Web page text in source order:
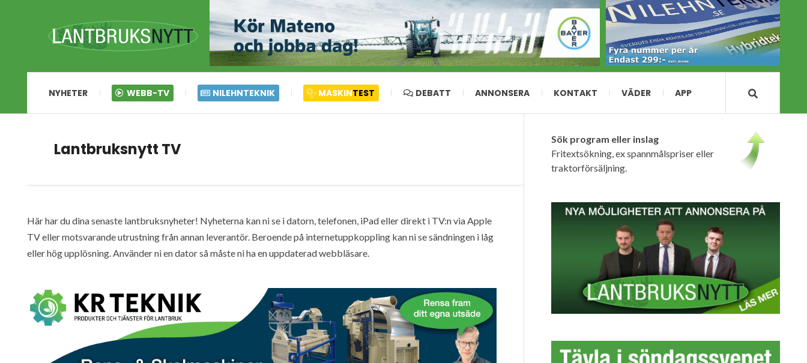
NYHETER WEBB-TV NILEHNTEKNIK MASKINTEST DEBATT ANNONSERA KONTAKT VÄDER APP
Lantbruksnytt TV
Här har du dina senaste lantbruksnyheter! Nyheterna kan ni se i datorn, telefonen, iPad eller direkt i TV:n via Apple
TV eller motsvarande utrustning från annan leverantör. Beroende på internetuppkoppling kan ni se sändningen i låg
eller hög upplösning. Använder ni en dator så måste ni ha en uppdaterad webbläsare.
Sök program eller inslag
Fritextsökning, ex spannmålspriser eller
traktorförsäljning.